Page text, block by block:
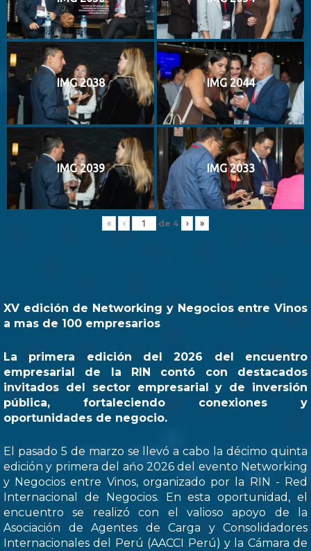
IMG 2038 IMG 2044
IMG 2039 IMG 2033
« ‹ de 4 › »
XV edición de Networking y Negocios entre Vinos
a mas de 100 empresarios
La primera edición del 2026 del encuentro
empresarial de la RIN contó con destacados
invitados del sector empresarial y de inversión
pública, fortaleciendo conexiones y
oportunidades de negocio.
El pasado 5 de marzo se llevó a cabo la décimo quinta
edición y primera del ańo 2026 del evento Networking
y Negocios entre Vinos, organizado por la RIN - Red
Internacional de Negocios. En esta oportunidad, el
encuentro se realizó con el valioso apoyo de la
Asociación de Agentes de Carga y Consolidadores
Internacionales del Perú (AACCI Perú) y la Cámara de